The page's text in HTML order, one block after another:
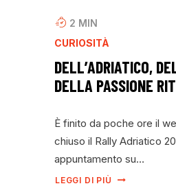
2 MIN
CURIOSITÀ
DELL’ADRIATICO,
DELLA PASSIONE
È finito da poche ore il
chiuso il Rally Adriatico
appuntamento su…
LEGGI DI PIÙ